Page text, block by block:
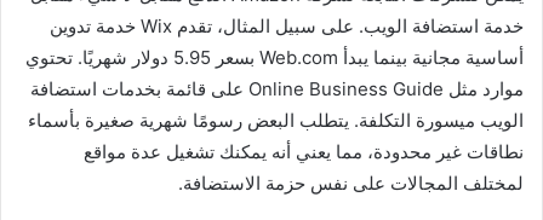
خدمة استضافة الويب. على سبيل المثال، تقدم Wix خدمة تدوين
أساسية مجانية بينما يبدأ Web.com بسعر 5.95 دولار شهريًا. تحتوي
موارد مثل Online Business Guide على قائمة بخدمات استضافة
الويب ميسورة التكلفة. يتطلب البعض رسومًا شهرية صغيرة بأسماء
نطاقات غير محدودة، مما يعني أنه يمكنك تشغيل عدة مواقع
لمختلف المجالات على نفس حزمة الاستضافة.